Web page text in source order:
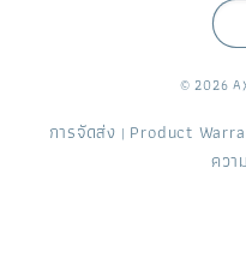
© 2026
การจัดส่ง | Product
ควา